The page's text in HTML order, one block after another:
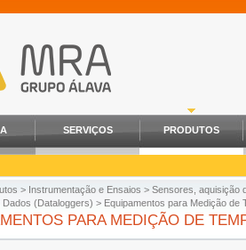
SERVIÇOS PRODUTOS
> Instrumentação e Ensaios > Sensores, aquisição
Dados (Dataloggers) > Equipamentos para Medição de
PARA MEDIÇÃO DE